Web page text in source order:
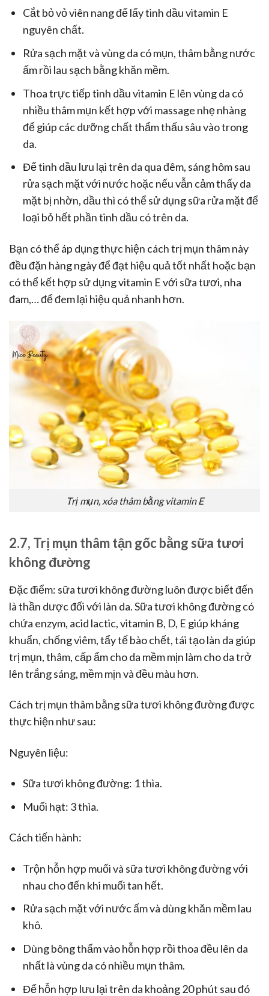
Cắt bỏ vỏ viên nang để lấy tinh dầu vitamin E
nguyên chất.
Rửa sạch mặt và vùng da có mụn, thâm bằng nước
ấm rồi lau sạch bằng khăn mềm.
Thoa trực tiếp tinh dầu vitamin E lên vùng da có
nhiều thâm mụn kết hợp với massage nhẹ nhàng
để giúp các dưỡng chất thẩm thấu sâu vào trong
da.
Để tinh dầu lưu lại trên da qua đêm, sáng hôm sau
rửa sạch mặt với nước hoặc nếu vẫn cảm thấy da
mặt bị nhờn, dầu thì có thể sử dụng sữa rửa mặt để
loại bỏ hết phần tinh dầu có trên da.
Bạn có thể áp dụng thực hiện cách trị mụn thâm này
đều đặn hàng ngày để đạt hiệu quả tốt nhất hoặc bạn
có thể kết hợp sử dụng vitamin E với sữa tươi, nha
đam,… để đem lại hiệu quả nhanh hơn.
Trị mụn, xóa thâm bằng vitamin E
2.7, Trị mụn thâm tận gốc bằng sữa tươi
không đường
Đặc điểm: sữa tươi không đường luôn được biết đến
là thần dược đối với làn da. Sữa tươi không đường có
chứa enzym, acid lactic, vitamin B, D, E giúp kháng
khuẩn, chống viêm, tẩy tế bào chết, tái tạo làn da giúp
trị mụn, thâm, cấp ẩm cho da mềm mịn làm cho da trở
lên trắng sáng, mềm mịn và đều màu hơn.
Cách trị mụn thâm bằng sữa tươi không đường được
thực hiện như sau:
Nguyên liệu:
Sữa tươi không đường: 1 thìa.
Muối hạt: 3 thìa.
Cách tiến hành:
Trộn hỗn hợp muối và sữa tươi không đường với
nhau cho đến khi muối tan hết.
Rửa sạch mặt với nước ấm và dùng khăn mềm lau
khô.
Dùng bông thấm vào hỗn hợp rồi thoa đều lên da
nhất là vùng da có nhiều mụn thâm.
Để hỗn hợp lưu lại trên da khoảng 20 phút sau đó